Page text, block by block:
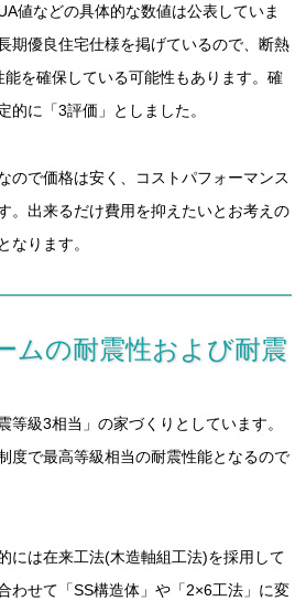
値などの具体的な数値は公表していま
期優良住宅仕様を掲げているので、断熱
を確保している可能性もあります。確
的に「3評価」としました。
ので価格は安く、コストパフォーマンス
。出来るだけ費用を抑えたいとお考えの
なります。
ムの耐震性および耐震
等級3相当」の家づくりとしています。
度で最高等級相当の耐震性能となるので
には在来工法(木造軸組工法)を採用して
わせて「SS構造体」や「2×6工法」に変